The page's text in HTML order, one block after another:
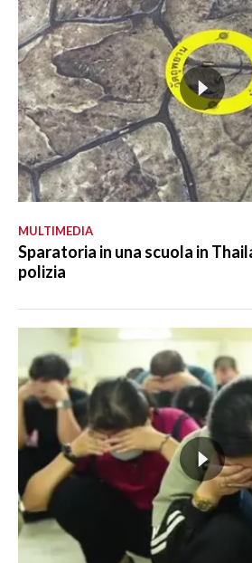
MULTIMEDIA
Sparatoria in una scuola in
polizia